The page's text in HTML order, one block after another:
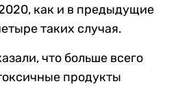
как и в предыдущие
таких случая.
что больше всего
продукты